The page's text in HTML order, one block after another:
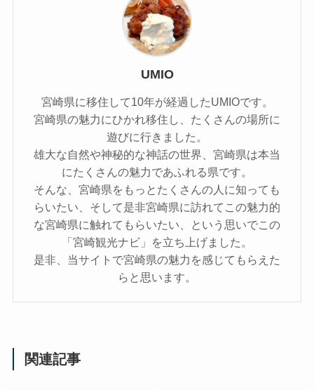
UMIO
宮崎県に移住して10年が経過したUMIOです。
宮崎県の魅力にひかれ移住し、たくさんの場所に
遊びに行きました。
雄大な自然や神秘的な神話の世界、宮崎県は本当
にたくさんの魅力であふれる県です。
そんな、宮崎県をもっとたくさんの人に知っても
らいたい、そして是非宮崎県に訪れてこの魅力的
な宮崎県に触れてもらいたい、という思いでこの
「宮崎観光ナビ」を立ち上げました。
是非、当サイトで宮崎県の魅力を感じてもらえた
らと思います。
関連記事